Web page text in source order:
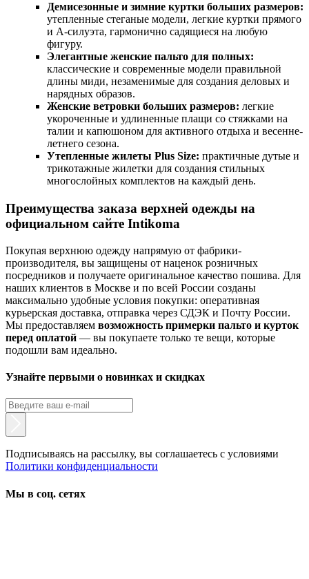
Демисезонные и зимние куртки больших размеров:
утепленные стеганые модели, легкие куртки прямого
и А-силуэта, гармонично садящиеся на любую
фигуру.
Элегантные женские пальто для полных:
классические и современные модели правильной
длины миди, незаменимые для создания деловых и
нарядных образов.
Женские ветровки больших размеров: легкие
укороченные и удлиненные плащи со стяжками на
талии и капюшоном для активного отдыха и весенне-
летнего сезона.
Утепленные жилеты Plus Size: практичные дутые и
трикотажные жилетки для создания стильных
многослойных комплектов на каждый день.
Преимущества заказа верхней одежды на
официальном сайте Intikoma
Покупая верхнюю одежду напрямую от фабрики-
производителя, вы защищены от наценок розничных
посредников и получаете оригинальное качество пошива. Для
наших клиентов в Москве и по всей России созданы
максимально удобные условия покупки: оперативная
курьерская доставка, отправка через СДЭК и Почту России.
Мы предоставляем возможность примерки пальто и курток
перед оплатой — вы покупаете только те вещи, которые
подошли вам идеально.
Узнайте первыми о новинках и скидках
Подписываясь на рассылку, вы соглашаетесь с условиями
Политики конфиденциальности
Мы в соц. сетях